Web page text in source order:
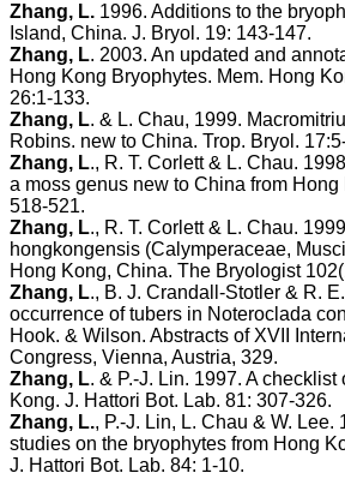
Zhang, L. 1996. Additions to the
Island, China. J. Bryol. 19: 143-147.
Zhang, L. 2003. An updated and
Hong Kong Bryophytes. Mem. Hong
26:1-133.
Zhang, L. & L. Chau, 1999.
Robins. new to China. Trop. Bryol.
Zhang, L., R. T. Corlett & L. Chau.
a moss genus new to China from Hong
518-521.
Zhang, L., R. T. Corlett & L. Chau.
hongkongensis (Calymperaceae,
Hong Kong, China. The Bryologist
Zhang, L., B. J. Crandall-Stotler & R.
occurrence of tubers in Noteroclada
Hook. & Wilson. Abstracts of XVII
Congress, Vienna, Austria, 329.
Zhang, L. & P.-J. Lin. 1997. A
Kong. J. Hattori Bot. Lab. 81: 307-326.
Zhang, L., P.-J. Lin, L. Chau & W. Lee.
studies on the bryophytes from Hong
J. Hattori Bot. Lab. 84: 1-10.